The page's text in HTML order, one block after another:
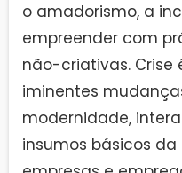
o amadorismo, a
empreender com
não-criativas. Crise
iminentes
modernidade,
insumos básicos